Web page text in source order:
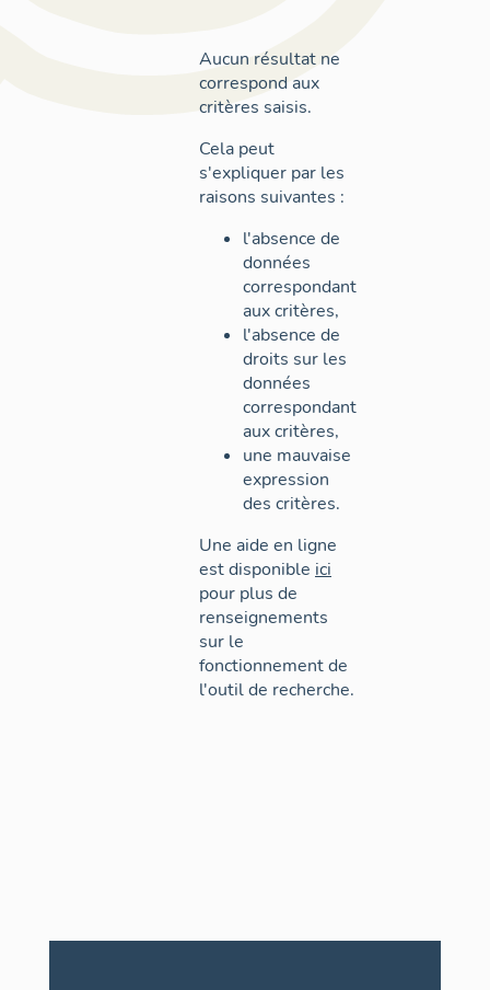
Aucun résultat ne
correspond aux
critères saisis.
Cela peut
s'expliquer par les
raisons suivantes :
l'absence de
données
correspondant
aux critères,
l'absence de
droits sur les
données
correspondant
aux critères,
une mauvaise
expression
des critères.
Une aide en ligne
est disponible ici
pour plus de
renseignements
sur le
fonctionnement de
l'outil de recherche.